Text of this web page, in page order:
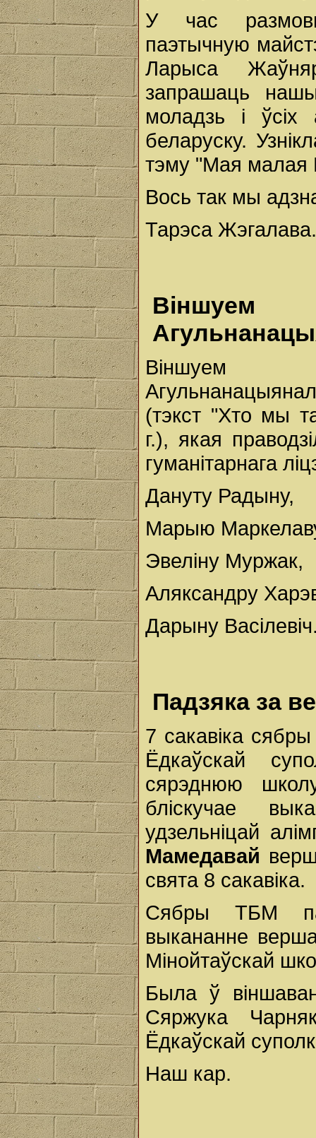
У час
паэтычную
Ларыса
запрашаць
моладзь і ўсіх
беларуску.
тэму "Мая малая
Вось так мы
Тарэса Жэгалава.
Віншуем
(тэкст "Хто мы
г.), якая
гуманітарнага
Дануту Радыну,
Марыю
Эвеліну Муржак,
Аляксандру
Дарыну
Падзяка за
7 сакавіка
Ёдкаўскай
сярэднюю
бліскучае
удзельніцай
Мамедавай
свята 8 сакавіка.
Сябры ТБМ
выкананне
Мінойтаўскай
Была ў
Сяржука
Ёдкаўскай
Наш кар.